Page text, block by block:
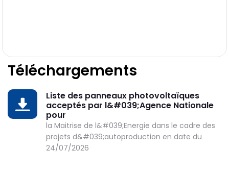
Téléchargements
DOWNLOADListe des panneaux photovoltaïques
acceptés par l&#039;Agence Nationale
pour
la Maitrise de l&#039;Energie dans le cadre des
projets d&#039;autoproduction en date du
24/07/2026